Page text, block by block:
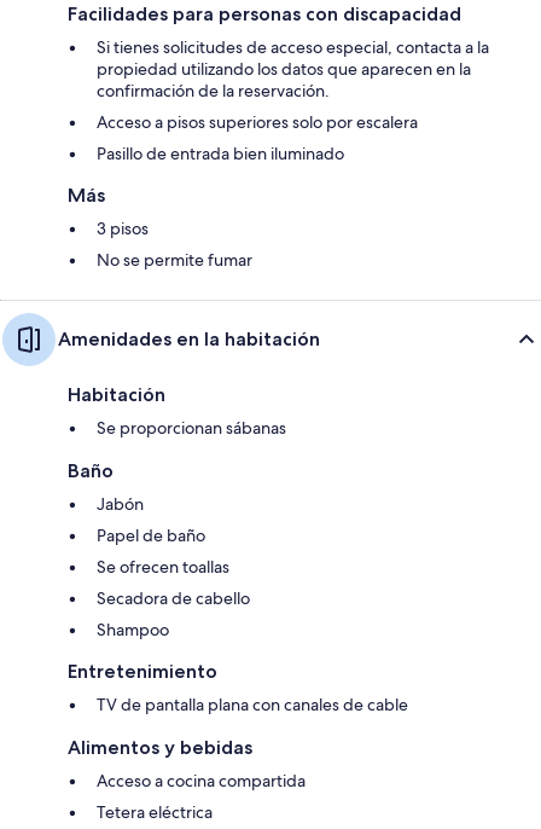
Facilidades para personas con discapacidad
Si tienes solicitudes de acceso especial, contacta a la
propiedad utilizando los datos que aparecen en la
confirmación de la reservación.
Acceso a pisos superiores solo por escalera
Pasillo de entrada bien iluminado
Más
3 pisos
No se permite fumar
Amenidades en la habitación
Habitación
Se proporcionan sábanas
Baño
Jabón
Papel de baño
Se ofrecen toallas
Secadora de cabello
Shampoo
Entretenimiento
TV de pantalla plana con canales de cable
Alimentos y bebidas
Acceso a cocina compartida
Tetera eléctrica